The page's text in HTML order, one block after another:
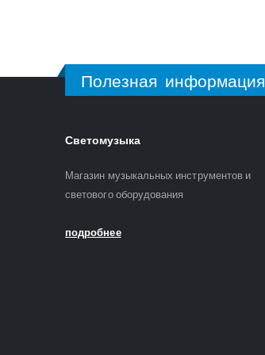
Полезная информация
Светомузыка
Магазин музыкальных инструментов и
светового оборудования
подробнее